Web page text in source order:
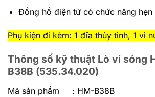
Đồng hồ điện tử có chức năng hẹn
Phụ kiện đi kèm: 1 đĩa thủy tinh, 1 vỉ
Thông số kỹ thuật Lò vi sóng
B38B (535.34.020)
Mã sản phẩm
: HM-B38B